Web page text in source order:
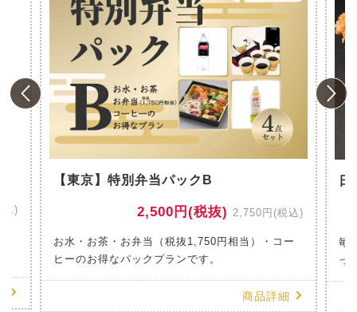
込)
【東京】特別弁当パックB
2,500円(税抜) 2,750円(税込)
お水・お茶・お弁当（税抜1,750円相当）・コー
ヒーのお得なパックプランです。
商品詳細
毎
っ